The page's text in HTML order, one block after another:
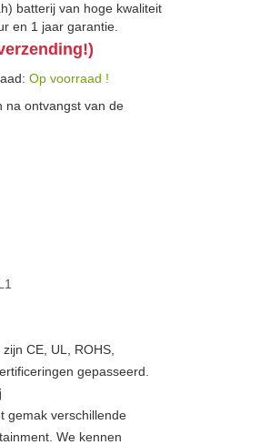
batterij van hoge kwaliteit
en 1 jaar garantie.
Op voorraad !
na ontvangst van de
CE, UL, ROHS,
gepasseerd.
gemak verschillende
We kennen